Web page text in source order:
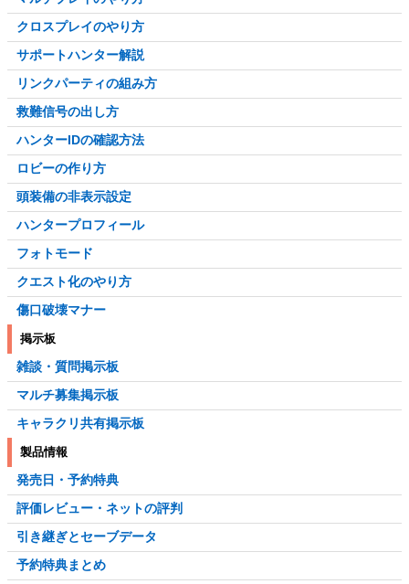
クロスプレイのやり方
サポートハンター解説
リンクパーティの組み方
救難信号の出し方
ハンターIDの確認方法
ロビーの作り方
頭装備の非表示設定
ハンタープロフィール
フォトモード
クエスト化のやり方
傷口破壊マナー
掲示板
雑談・質問掲示板
マルチ募集掲示板
キャラクリ共有掲示板
製品情報
発売日・予約特典
評価レビュー・ネットの評判
引き継ぎとセーブデータ
予約特典まとめ